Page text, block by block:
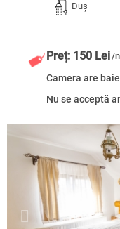
Duș
Preț: 150 Lei/
Camera are
Nu se acceptă